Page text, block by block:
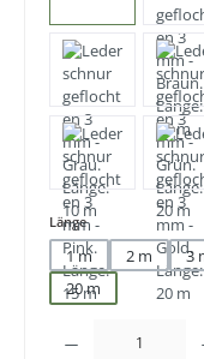
Längeauswählen
1 m 2 m 3
20 m
Produkt Anzahl: Gib